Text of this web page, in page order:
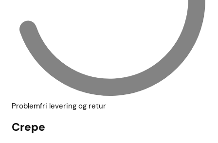
Problemfri levering og retur
Crepe